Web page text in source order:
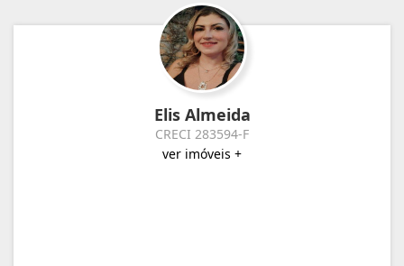
Elis Almeida
CRECI 283594-F
ver imóveis +